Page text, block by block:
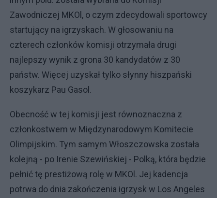
Zawodniczej MKOl, o czym zdecydowali sportowcy
startujący na igrzyskach. W głosowaniu na
czterech członków komisji otrzymała drugi
najlepszy wynik z grona 30 kandydatów z 30
państw. Więcej uzyskał tylko słynny hiszpański
koszykarz Pau Gasol.
Obecność w tej komisji jest równoznaczna z
członkostwem w Międzynarodowym Komitecie
Olimpijskim. Tym samym Włoszczowska została
kolejną - po Irenie Szewińskiej - Polką, która będzie
pełnić tę prestiżową rolę w MKOl. Jej kadencja
potrwa do dnia zakończenia igrzysk w Los Angeles